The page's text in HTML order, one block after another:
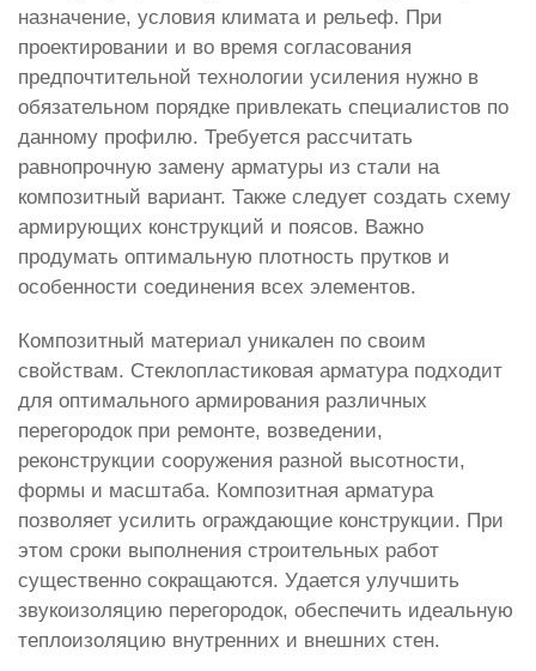
назначение, условия климата и рельеф. При
проектировании и во время согласования
предпочтительной технологии усиления нужно в
обязательном порядке привлекать специалистов по
данному профилю. Требуется рассчитать
равнопрочную замену арматуры из стали на
композитный вариант. Также следует создать схему
армирующих конструкций и поясов. Важно
продумать оптимальную плотность прутков и
особенности соединения всех элементов.
Композитный материал уникален по своим
свойствам. Стеклопластиковая арматура подходит
для оптимального армирования различных
перегородок при ремонте, возведении,
реконструкции сооружения разной высотности,
формы и масштаба. Композитная арматура
позволяет усилить ограждающие конструкции. При
этом сроки выполнения строительных работ
существенно сокращаются. Удается улучшить
звукоизоляцию перегородок, обеспечить идеальную
теплоизоляцию внутренних и внешних стен.